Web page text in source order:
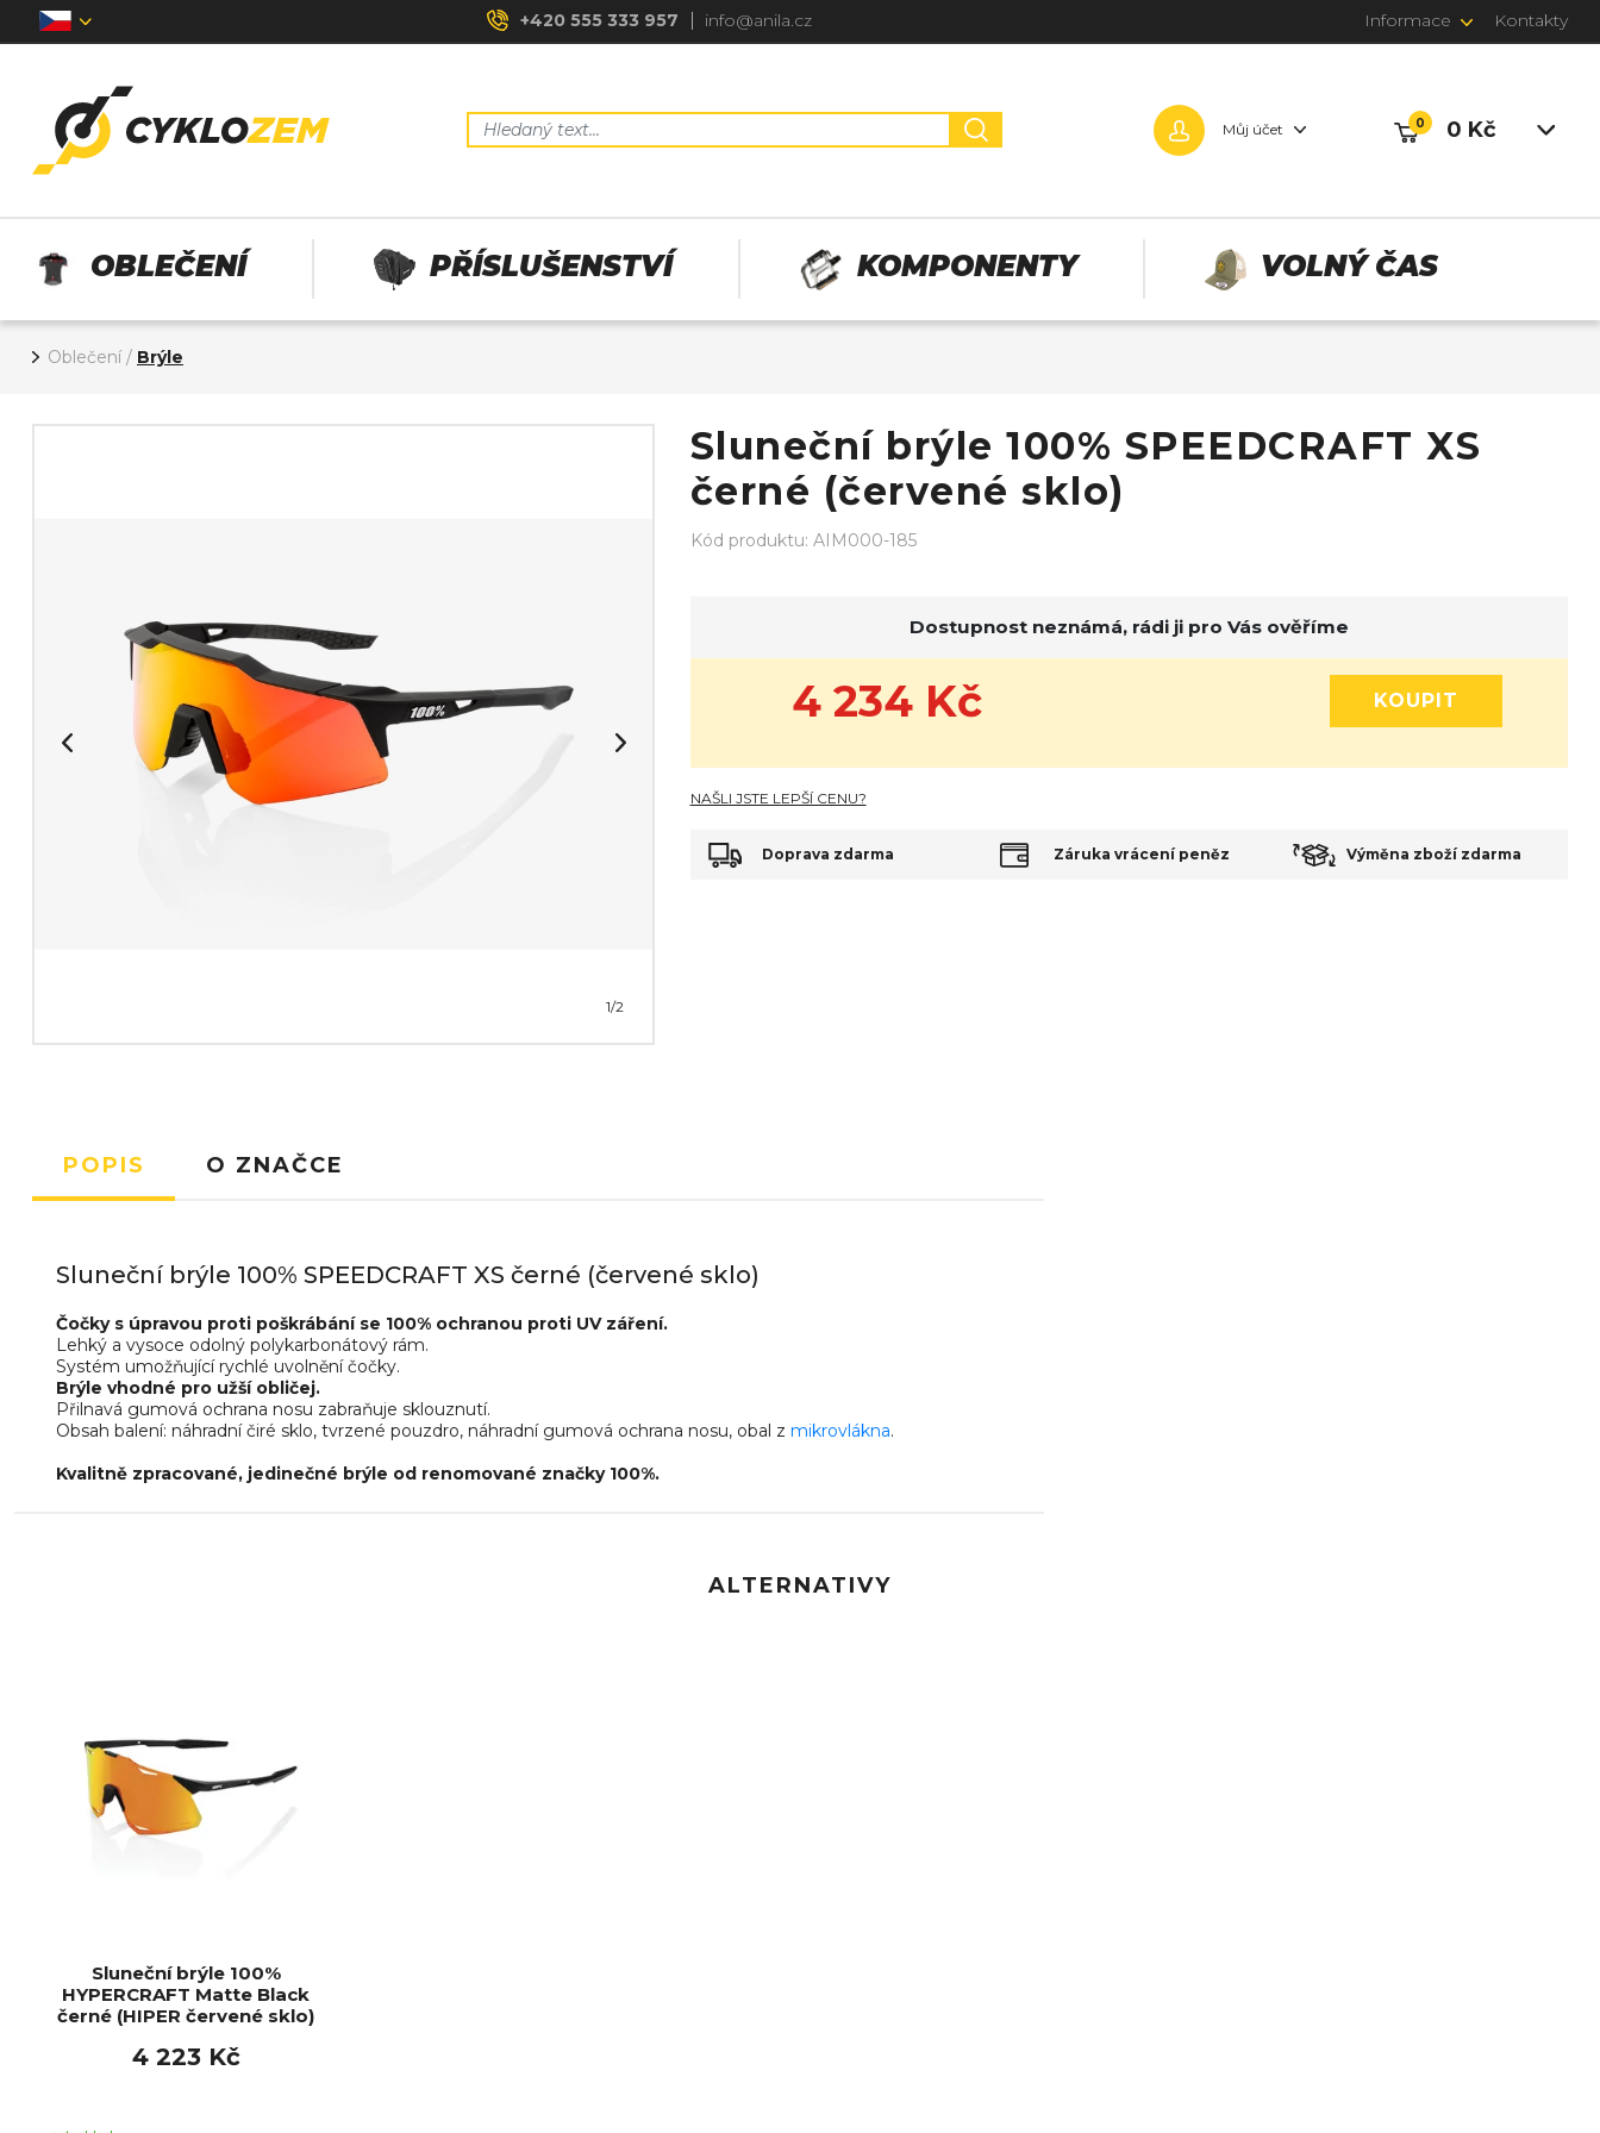
+420 555 333 957 info@anila.cz Informace Kontakty
Můj účet 0 0 Kč
OBLEČENÍ PŘÍSLUŠENSTVÍ KOMPONENTY VOLNÝ ČAS
Oblečení / Brýle
Sluneční brýle 100% SPEEDCRAFT XS
černé (červené sklo)
Kód produktu: AIM000-185
1/2
Dostupnost neznámá, rádi ji pro Vás ověříme
4 234Kč
NAŠLI JSTE LEPŠÍ CENU?
Doprava zdarma Záruka vrácení peněz Výměna zboží zdarma
POPIS O ZNAČCE
Sluneční brýle 100% SPEEDCRAFT XS černé (červené sklo)
Čočky s úpravou proti poškrábání se 100% ochranou proti UV záření.
Lehký a vysoce odolný polykarbonátový rám.
Systém umožňující rychlé uvolnění čočky.
Brýle vhodné pro užší obličej.
Přilnavá gumová ochrana nosu zabraňuje sklouznutí.
Obsah balení: náhradní čiré sklo, tvrzené pouzdro, náhradní gumová ochrana nosu, obal z mikrovlákna.
Kvalitně zpracované, jedinečné brýle od renomované značky 100%.
ALTERNATIVY
Sluneční brýle 100%
HYPERCRAFT Matte Black
černé (HIPER červené sklo)
4 223 Kč